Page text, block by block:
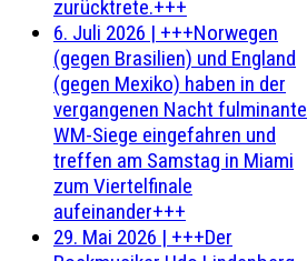
zurücktrete.+++
6. Juli 2026 | +++Norwegen
(gegen Brasilien) und England
(gegen Mexiko) haben in der
vergangenen Nacht fulminante
WM-Siege eingefahren und
treffen am Samstag in Miami
zum Viertelfinale
aufeinander+++
29. Mai 2026 | +++Der